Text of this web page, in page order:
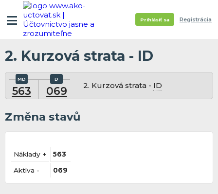
Prihlásiť sa Registrácia
2. Kurzová strata - ID
563 069 2. Kurzová strata - ID
Změna stavů
Náklady + 563
Aktíva - 069